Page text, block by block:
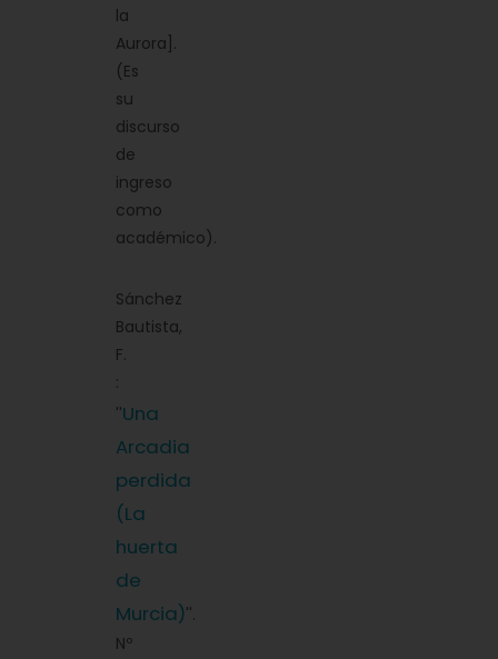
la
Aurora].
(Es
su
discurso
de
ingreso
como
académico).
Sánchez
Bautista,
F.
:
''Una
Arcadia
perdida
(La
huerta
de
Murcia)''.
Nº